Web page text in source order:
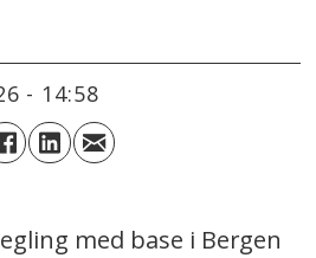
- 14:58
med base i Bergen